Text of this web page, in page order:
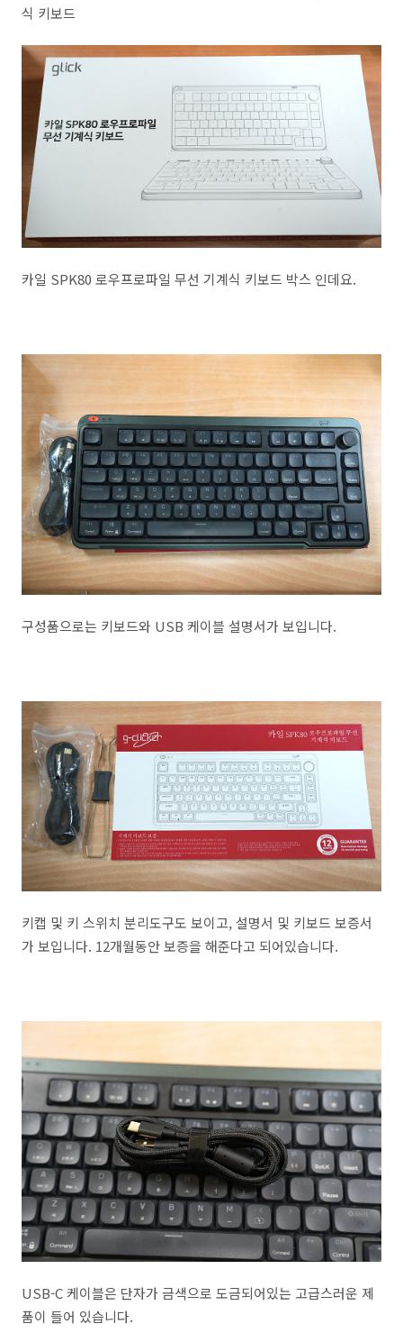
식 키보드
카일 SPK80 로우프로파일 무선 기계식 키보드 박스 인데요.
구성품으로는 키보드와 USB 케이블 설명서가 보입니다.
키캡 및 키 스위치 분리도구도 보이고, 설명서 및 키보드 보증서
가 보입니다. 12개월동안 보증을 해준다고 되어있습니다.
USB-C 케이블은 단자가 금색으로 도금되어있는 고급스러운 제
품이 들어 있습니다.